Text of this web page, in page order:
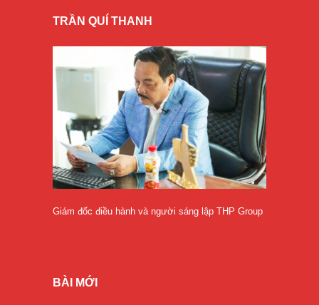
TRẦN QUÍ THANH
Giám đốc điều hành và người sáng lập THP Group
BÀI MỚI